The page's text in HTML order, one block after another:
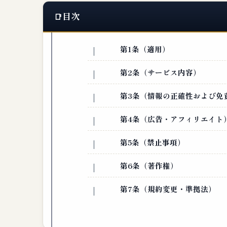
目次
第1条（適用）
第2条（サービス内容）
第3条（情報の正確性および免
第4条（広告・アフィリエイト
第5条（禁止事項）
第6条（著作権）
第7条（規約変更・準拠法）